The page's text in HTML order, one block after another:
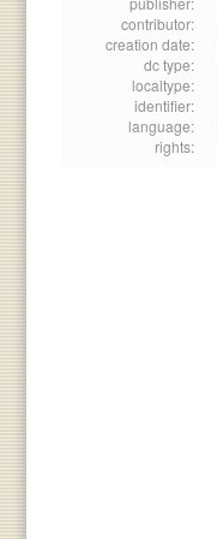
contributor:
creation date:
dc type:
localtype:
identifier:
language:
rights: